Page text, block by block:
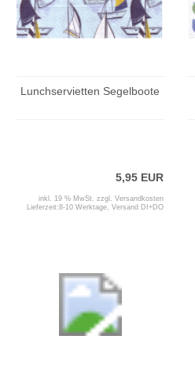
Lunchservietten Segelboote
5,95 EUR
inkl. 19 % MwSt. zzgl. Versandkosten
Lieferzeit:8-10 Werktage, Versand DI+DO